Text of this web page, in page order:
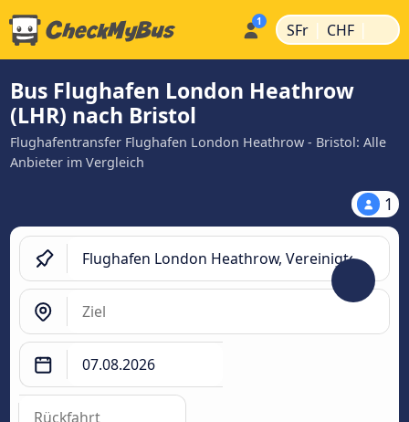
SFr | CHF |
Bus Flughafen London Heathrow
(LHR) nach Bristol
Flughafentransfer Flughafen London Heathrow - Bristol: Alle
Anbieter im Vergleich
1